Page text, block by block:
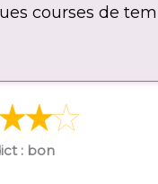
courses de
: bon